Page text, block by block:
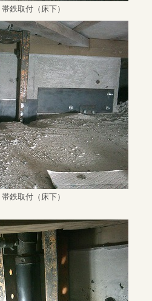
鉄取付（床下）
鉄取付（床下）